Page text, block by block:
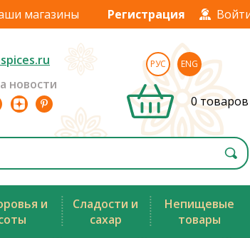
магазины Регистрация
новости
РУС ENG
0 товаров
и
Сладости и
сахар
Непищевые
товары